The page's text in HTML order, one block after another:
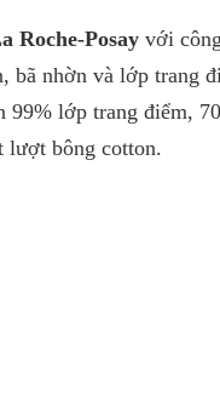
Roche-Posayvới
bã nhờn và lớp trang
99% lớp trang điểm,
lượt bông cotton.